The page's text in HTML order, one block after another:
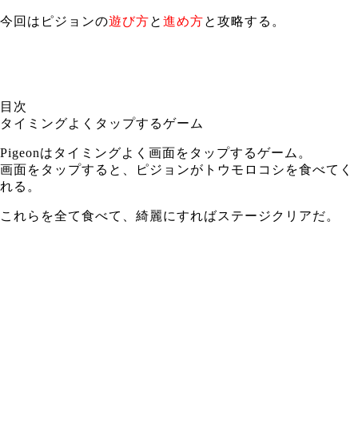
今回はピジョンの遊び方と 進め方と攻略する。
目次
タイミングよくタップするゲーム
Pigeonはタイミングよく画面をタップするゲーム。
画面をタップすると、ピジョンがトウモロコシを食べてく
れる。
これらを全て食べて、綺麗にすればステージクリアだ。